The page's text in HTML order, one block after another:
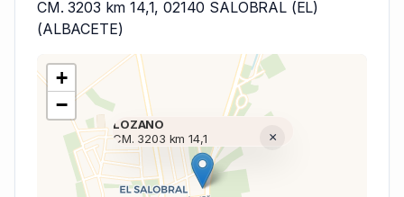
CM. 3203 km 14,1, 02140 SALOBRAL (EL)
(ALBACETE)
Cargando mapa (V7 Inline)...
LOZANO
CM. 3203 km 14,1
×
+
−